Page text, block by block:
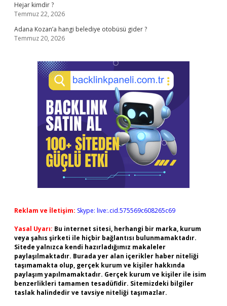
Hejar kimdir ?
Temmuz 22, 2026
Adana Kozan’a hangi belediye otobüsü gider ?
Temmuz 20, 2026
Reklam ve İletişim: Skype: live:.cid.575569c608265c69
Yasal Uyarı: Bu internet sitesi, herhangi bir marka, kurum
veya şahıs şirketi ile hiçbir bağlantısı bulunmamaktadır.
Sitede yalnızca kendi hazırladığımız makaleler
paylaşılmaktadır. Burada yer alan içerikler haber niteliği
taşımamakta olup, gerçek kurum ve kişiler hakkında
paylaşım yapılmamaktadır. Gerçek kurum ve kişiler ile isim
benzerlikleri tamamen tesadüfidir. Sitemizdeki bilgiler
taslak halindedir ve tavsiye niteliği taşımazlar.